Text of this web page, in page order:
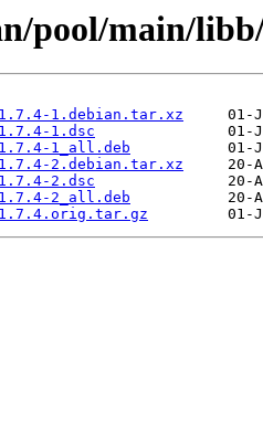
pool/main/
1.debian.tar.xz
1.dsc
1_all.deb
2.debian.tar.xz
2.dsc
2_all.deb